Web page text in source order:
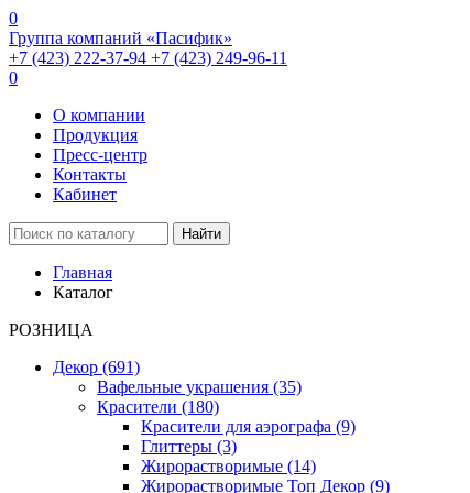
0
Группа компаний «Пасифик»
+7 (423) 222-37-94 +7 (423) 249-96-11
0
О компании
Продукция
Пресс-центр
Контакты
Кабинет
Найти
Главная
Каталог
РОЗНИЦА
Декор (691)
Вафельные украшения (35)
Красители (180)
Красители для аэрографа (9)
Глиттеры (3)
Жирорастворимые (14)
Жирорастворимые Топ Декор (9)